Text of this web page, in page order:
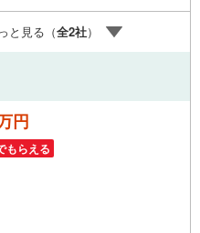
だけますとスムーズにご案内が
と見る（全2社）
円
もらえる